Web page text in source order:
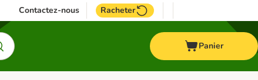
Contactez-nous Racheter
Panier